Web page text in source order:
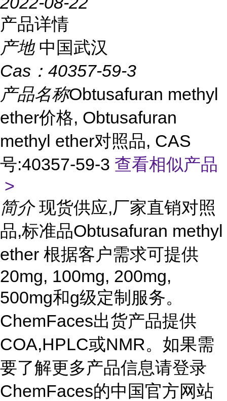
产品详情
产地 中国武汉
Cas： 40357-59-3
产品名称Obtusafuran methyl
ether价格, Obtusafuran
methyl ether对照品, CAS
号:40357-59-3 查看相似产品
>
简介 现货供应,厂家直销对照
品,标准品Obtusafuran methyl
ether 根据客户需求可提供
20mg, 100mg, 200mg,
500mg和g级定制服务。
ChemFaces出货产品提供
COA,HPLC或NMR。如果需
要了解更多产品信息请登录
ChemFaces的中国官方网站